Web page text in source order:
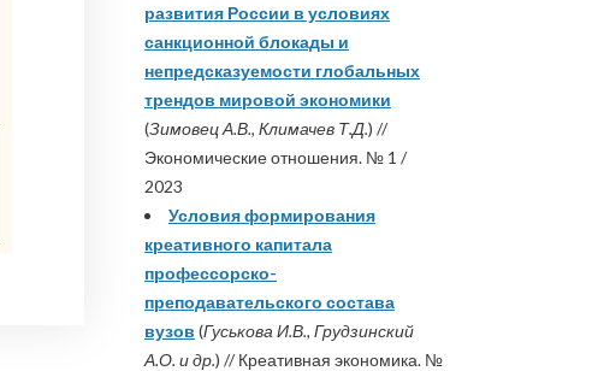
развития России в условиях
санкционной блокады и
непредсказуемости глобальных
трендов мировой экономики
(Зимовец А.В., Климачев Т.Д.) //
Экономические отношения. № 1 /
2023
Условия формирования
креативного капитала
профессорско-
преподавательского состава
вузов (Гуськова И.В., Грудзинский
А.О. и др.) // Креативная экономика. №